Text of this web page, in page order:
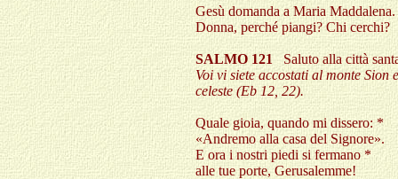
Gesù domanda a Maria Maddalena.
Donna, perché piangi? Chi cerchi?
SALMO 121 Saluto alla città
Voi vi siete accostati al monte
celeste (Eb 12, 22).
Quale gioia, quando mi dissero: *
«Andremo alla casa del Signore».
E ora i nostri piedi si fermano *
alle tue porte, Gerusalemme!